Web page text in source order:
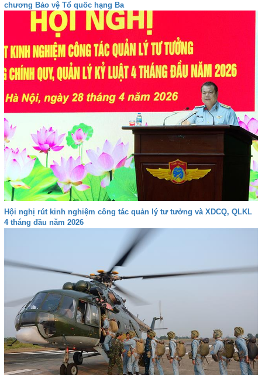
chương Bảo vệ Tổ quốc hạng Ba
Hội nghị rút kinh nghiệm công tác quản lý tư tưởng và XDCQ, QLKL
4 tháng đầu năm 2026